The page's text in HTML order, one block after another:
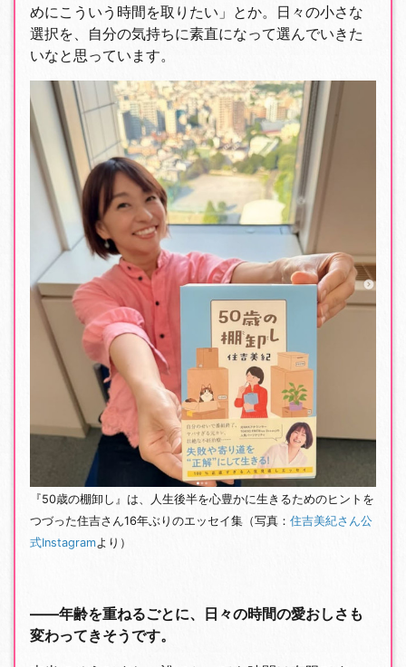
めにこういう時間を取りたい」とか。日々の小さな
選択を、自分の気持ちに素直になって選んでいきた
いなと思っています。
『50歳の棚卸し』は、人生後半を心豊かに生きるためのヒントを
つづった住吉さん16年ぶりのエッセイ集（写真： 住吉美紀さん公
式Instagramより）
――年齢を重ねるごとに、日々の時間の愛おしさも
変わってきそうです。